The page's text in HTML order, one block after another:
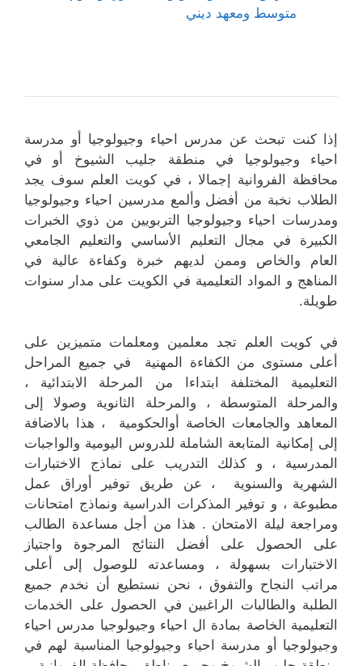
متوسط ومعهد ديني
إذا كنت تبحث عن مدرس احياء وجيولوجيا أو مدرسة
احياء وجيولوجيا في منطقة جليب الشيوخ أو في
محافظة الفروانية إجمالا ، في كويت العلم سوف يجد
الطلاب نخبة من أفضل وألمع مدرسين احياء وجيولوجيا
ومدرسات احياء وجيولوجيا التربويين من ذوي الخبرات
الكبيرة في مجال التعليم الأساسي والتعليم الجامعي
العام والخاص وممن لديهم خبرة وكفاءة عالية في
المناهج و المواد التعليمية في الكويت على مدار سنوات
طويلة.
في كويت العلم تجد معلمين ومعلمات متميزين على
أعلى مستوى من الكفاءة المهنية في جميع المراحل
التعليمية المختلفة ابتداءا من المرحلة الابتدائية ،
والمرحلة المتوسطة ، والمرحلة الثانوية وصولا إلى
المعاهد والجامعات الخاصة أوالحكومية ، هذا بالاضافة
إلى إمكانية المتابعة الشاملة للدروس اليومية والواجبات
المدرسية ، و كذلك التدريب على نماذج الاختبارات
الشهرية والسنوية ، عن طريق توفير أوراق عمل
مطبوعة ، و توفير المذكرات الدراسية ونماذج امتحانات
ومراجعة ليلة الامتحان . هذا من أجل مساعدة الطالب
على الحصول على أفضل النتائج المرجوة واجتياز
الاختبارات بسهولة ، ومساعدته للوصول إلى أعلى
مراتب النجاح والتفوق ، نحن نستطيع أن نخدم جميع
الطلبة والطالبات الراغبين في الحصول على الخدمات
التعليمية الخاصة بمادة ال احياء وجيولوجيا مدرس احياء
وجيولوجيا أو مدرسة احياء وجيولوجيا المناسبة لهم في